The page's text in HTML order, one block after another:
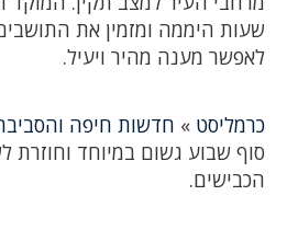
שעות היממה ומזמין את
לאפשר מענה מהיר ויעיל.
כרמליסט » חדשות חיפה
סוף שבוע גשום במיוחד וחוזרת
הכבישים.